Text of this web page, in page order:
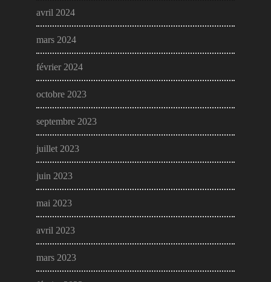
avril 2024
mars 2024
février 2024
octobre 2023
septembre 2023
juillet 2023
juin 2023
mai 2023
avril 2023
mars 2023